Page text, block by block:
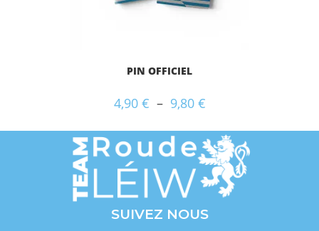
PIN OFFICIEL
4,90 € – 9,80 €Plage
de
4,90 €
à
9,80 €
SUIVEZ NOUS